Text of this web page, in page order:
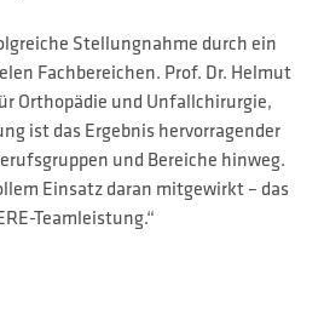
Stellungnahme durch ein
Fachbereichen. Prof. Dr. Helmut
Orthopädie und Unfallchirurgie,
ist das Ergebnis hervorragender
und Bereiche hinweg.
Einsatz daran mitgewirkt – das
Teamleistung.“